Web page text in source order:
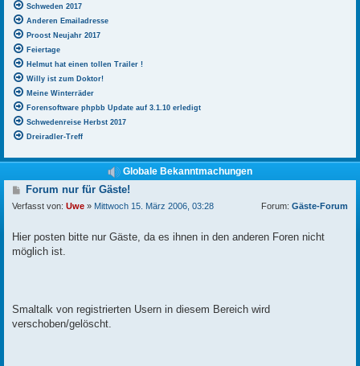
Schweden 2017
Anderen Emailadresse
Proost Neujahr 2017
Feiertage
Helmut hat einen tollen Trailer !
Willy ist zum Doktor!
Meine Winterräder
Forensoftware phpbb Update auf 3.1.10 erledigt
Schwedenreise Herbst 2017
Dreiradler-Treff
Globale Bekanntmachungen
B
e
i
r
a
g
Forum nur für Gäste!
Verfasst von: Uwe » Mittwoch 15. März 2006, 03:28 Forum: Gäste-Forum
Hier posten bitte nur Gäste, da es ihnen in den anderen Foren nicht
möglich ist.
Smaltalk von registrierten Usern in diesem Bereich wird
verschoben/gelöscht.